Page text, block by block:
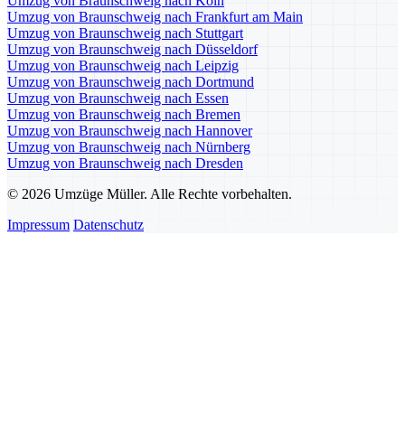
Umzug von Braunschweig nach Frankfurt am Main
Umzug von Braunschweig nach Stuttgart
Umzug von Braunschweig nach Düsseldorf
Umzug von Braunschweig nach Leipzig
Umzug von Braunschweig nach Dortmund
Umzug von Braunschweig nach Essen
Umzug von Braunschweig nach Bremen
Umzug von Braunschweig nach Hannover
Umzug von Braunschweig nach Nürnberg
Umzug von Braunschweig nach Dresden
© 2026 Umzüge Müller. Alle Rechte vorbehalten.
Impressum Datenschutz